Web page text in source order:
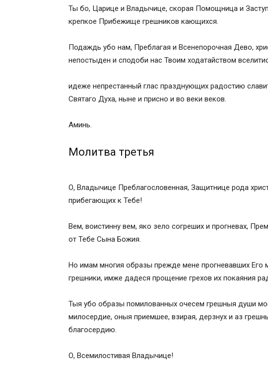
Кондак 5
Икос 5
Икос 6
Кондак 7
Кондак 8
Икос 8
Икос 9
Икос 10
Кондак 12
Икос 12
Ты бо, Царице и Владычице, скорая Помощница и
крепкое Прибежище грешников кающихся.
Подаждь убо нам, Преблагая и Всенепорочная Дево,
непостыден и сподоби нас Твоим ходатайством
идеже непрестанный глас празднующих радостию
Святаго Духа, ныне и присно и во веки веков.
Аминь.
Молитва третья
О, Владычице Преблагословенная, Защитнице рода
прибегающих к Тебе!
Вем, воистинну вем, яко зело согреших и прогневах,
от Тебе Сына Божия.
Но имам многия образы прежде мене прогневавших Его
грешники, имже дадеся прощение грехов их покаяния
Тыя убо образы помилованных очесем грешныя души
милосердие, оныя приемшее, взирая, дерзнух и аз
благосердию.
О, Всемилостивая Владычице!